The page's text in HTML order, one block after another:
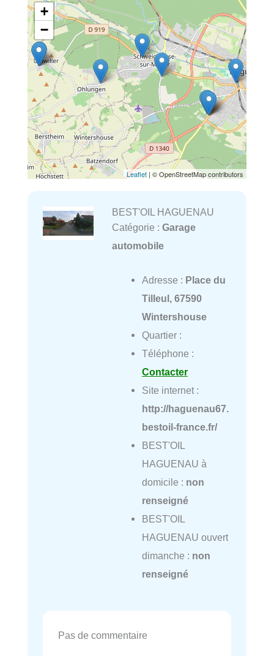
+
−
Leaflet | © OpenStreetMap contributors
BEST'OIL HAGUENAU
Catégorie : Garage
automobile
Adresse : Place du
Tilleul, 67590
Wintershouse
Quartier :
Téléphone :
Contacter
Site internet :
http://haguenau67.
bestoil-france.fr/
BEST'OIL
HAGUENAU à
domicile : non
renseigné
BEST'OIL
HAGUENAU ouvert
dimanche : non
renseigné
Pas de commentaire